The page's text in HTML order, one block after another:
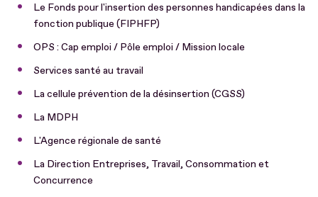
Le Fonds pour l'insertion des personnes handicapées dans la
fonction publique (FIPHFP)
OPS : Cap emploi / Pôle emploi / Mission locale
Services santé au travail
La cellule prévention de la désinsertion (CGSS)
La MDPH
L'Agence régionale de santé
La Direction Entreprises, Travail, Consommation et
Concurrence